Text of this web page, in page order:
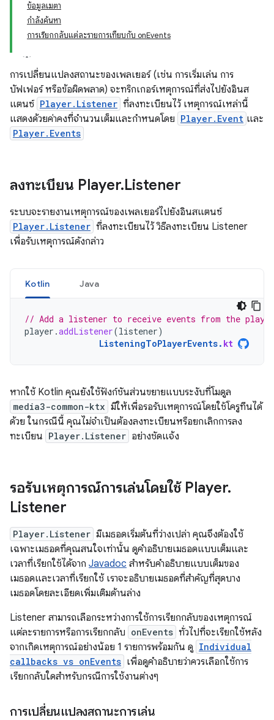
ข้อมูลเมตา
กำลังค้นหา
การเรียกกลับแต่ละรายการเทียบกับ onEvents
การเปลี่ยนแปลงสถานะของเพลเยอร์ (เช่น การเริ่มเล่น การ
บัฟเฟอร์ หรือข้อผิดพลาด) จะทริกเกอร์เหตุการณ์ที่ส่งไปยังอินส
แตนซ์ Player.Listener ที่ลงทะเบียนไว้ เหตุการณ์เหล่านี้
แสดงด้วยค่าคงที่จำนวนเต็มและกำหนดโดย Player.Event และ
Player.Events
ลงทะเบียน Player.Listener
ระบบจะรายงานเหตุการณ์ของเพลเยอร์ไปยังอินสแตนซ์
Player.Listener ที่ลงทะเบียนไว้ วิธีลงทะเบียน Listener
เพื่อรับเหตุการณ์ดังกล่าว
Kotlin Java
// Add a listener to receive events from the
player .addListener(listener)
ListeningToPlayerEvents. kt
หากใช้ Kotlin คุณยังใช้ฟังก์ชันส่วนขยายแบบระงับที่โมดูล
media3-common-ktx มีให้เพื่อรอรับเหตุการณ์โดยใช้โครูทีนได้
ด้วย ในกรณีนี้ คุณไม่จำเป็นต้องลงทะเบียนหรือยกเลิกการลง
ทะเบียน Player.Listener อย่างชัดแจ้ง
รอรับเหตุการณ์การเล่นโดยใช้ Player.
Listener
Player.Listener มีเมธอดเริ่มต้นที่ว่างเปล่า คุณจึงต้องใช้
เฉพาะเมธอดที่คุณสนใจเท่านั้น ดูคำอธิบายเมธอดแบบเต็มและ
เวลาที่เรียกใช้ได้จาก Javadoc สำหรับคำอธิบายแบบเต็มของ
เมธอดและเวลาที่เรียกใช้ เราจะอธิบายเมธอดที่สำคัญที่สุดบาง
เมธอดโดยละเอียดเพิ่มเติมด้านล่าง
Listener สามารถเลือกระหว่างการใช้การเรียกกลับของเหตุการณ์
แต่ละรายการหรือการเรียกกลับ onEvents ทั่วไปที่จะเรียกใช้หลัง
จากเกิดเหตุการณ์อย่างน้อย 1 รายการพร้อมกัน ดู Individual
callbacks vs onEvents เพื่อดูคำอธิบายว่าควรเลือกใช้การ
เรียกกลับใดสำหรับกรณีการใช้งานต่างๆ
การเปลี่ยนแปลงสถานะการเล่น